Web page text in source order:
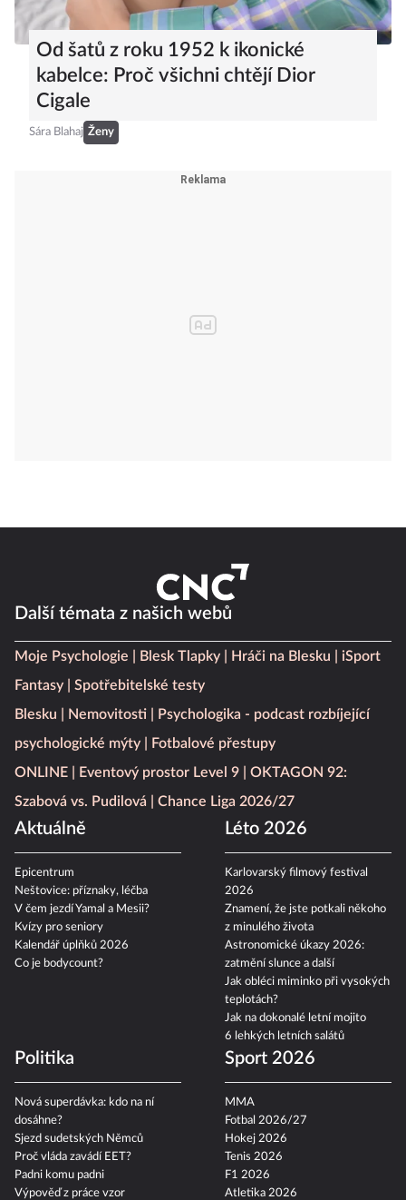
Od šatů z roku 1952 k ikonické
kabelce: Proč všichni chtějí Dior
Cigale
Sára Blahaj Ženy
Další témata z našich webů
Moje Psychologie Blesk Tlapky Hráči na Blesku
iSport
Fantasy
Spotřebitelské testy
Blesku
Nemovitosti
Psychologika - podcast rozbíjející
psychologické mýty
Fotbalové přestupy
ONLINE
Eventový prostor Level 9
OKTAGON 92:
Szabová vs. Pudilová
Chance Liga 2026/27
Aktuálně
Epicentrum
Neštovice: příznaky, léčba
V čem jezdí Yamal a Mesii?
Kvízy pro seniory
Kalendář úplňků 2026
Co je bodycount?
Léto 2026
Karlovarský filmový festival
2026
Znamení, že jste potkali někoho
z minulého života
Astronomické úkazy 2026:
zatmění slunce a další
Jak obléci miminko při vysokých
teplotách?
Jak na dokonalé letní mojito
6 lehkých letních salátů
Politika
Nová superdávka: kdo na ní
dosáhne?
Sjezd sudetských Němců
Proč vláda zavádí EET?
Padni komu padni
Výpověď z práce vzor
Sport 2026
MMA
Fotbal 2026/27
Hokej 2026
Tenis 2026
F1 2026
Atletika 2026